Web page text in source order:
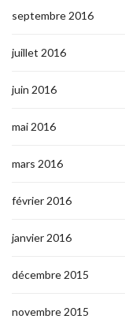
septembre 2016
juillet 2016
juin 2016
mai 2016
mars 2016
février 2016
janvier 2016
décembre 2015
novembre 2015